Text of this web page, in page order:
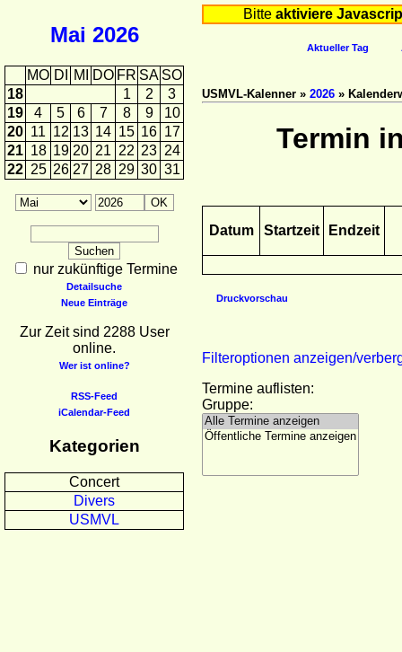
Mai 2026
MO DI MI DO FR SA SO
18
1 2
3
19
4 5 6 7 8 9
10
20 11 12 13 14 15 16 17
21 18 19 20 21 22 23 24
22 25 26 27 28 29 30 31
nur zukünftige Termine
Detailsuche
Neue Einträge
Zur Zeit sind 2288 User
online.
Wer ist online?
RSS-Feed
iCalendar-Feed
Kategorien
Concert
Divers
USMVL
Bitte aktiviere
Aktueller Tag
USMVL-Kalenner » 2026 »
Termin
Datum Startzeit Endzeit
Druckvorschau
Filteroptionen anzeigen/
Termine auflisten:
Gruppe: